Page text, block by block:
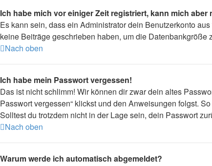
Ich habe mich vor einiger Zeit registriert, kann mich aber
Es kann sein, dass ein Administrator dein Benutzerkonto
keine Beiträge geschrieben haben, um die
Nach oben
Ich habe mein Passwort vergessen!
Das ist nicht schlimm! Wir können dir zwar dein altes
Passwort vergessen“ klickst und den Anweisungen folgst.
Solltest du trotzdem nicht in der Lage sein, dein Passwort
Nach oben
Warum werde ich automatisch abgemeldet?